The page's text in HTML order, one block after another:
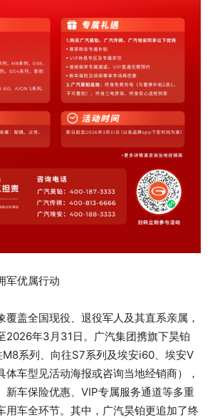
军优属行动
覆盖全国现役、退役军人及其直系亲属，
2026年3月31日。广汽集团携旗下昊铂
系列、向往S7系列及埃安i60、埃安V
体车型见活动海报或咨询当地经销商），
新车保险优惠、VIP专属服务通道等多重
用车全环节。其中，广汽昊铂更追加了终